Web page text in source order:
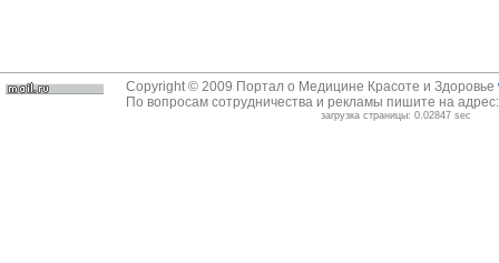
Copyright © 2009 Портал о Медицине Красоте и Здоровье
По вопросам сотрудничества и рекламы пишите на
загрузка страницы: 0.02847 sec